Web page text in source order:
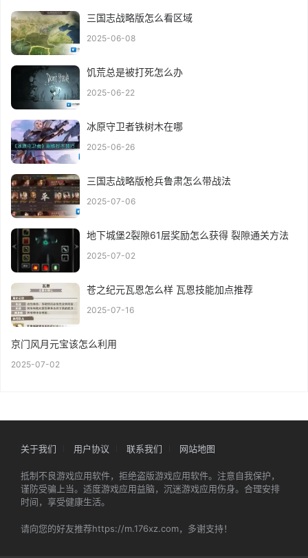
三国志战略版怎么看区域
2025-06-08
饥荒总是被打死怎么办
2025-06-22
冰原守卫者铁树木在哪
2025-06-26
三国志战略版枪兵鲁肃怎么带战法
2025-07-06
地下城堡2裂隙61层奖励怎么获得 裂隙通关方法
2025-07-02
苍之纪元瓦恩怎么样 瓦恩技能加点推荐
2025-07-16
京门风月元宝该怎么利用
2025-07-02
关于我们 用户协议 联系我们 网站地图
抵制不良游戏应用软件，拒绝盗版游戏应用软件。注意自我保护，
谨防受骗上当。适度游戏应用益脑，沉迷游戏应用伤身。合理安排
时间，享受健康生活。
请向您的好友推荐https://m.176xz.com，多谢支持！